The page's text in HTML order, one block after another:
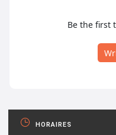
Be the first
HORAIRES